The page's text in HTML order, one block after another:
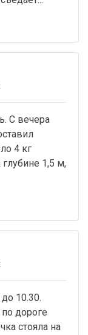
С вечера
4 кг
1,5 м,
10.30.
дороге
стояла на